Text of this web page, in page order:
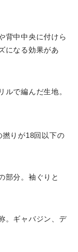
背中中央に付けら
になる効果があ
で編んだ生地。
りが18回以下の
部分。袖ぐりと
。ギャバジン、デ